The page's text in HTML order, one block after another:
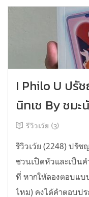
I Philo U ปรั
นิทเช By ชม
รีวิวเว้ย (3)
รีวิวเว้ย (2248) ปรัช
ชวนเปิดหัวและเป็น
ที่ หากให้ลองตอบแบ
ไหม) คงได้คำตอบป